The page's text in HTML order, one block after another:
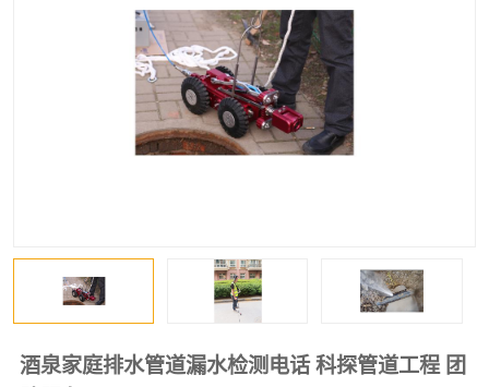
酒泉家庭排水管道漏水检测电话 科探管道工程 团
自来水管漏水 管道疏通
高压车疏通清淤